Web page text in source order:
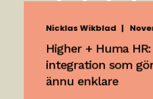
Nicklas Wikblad
Higher + Huma
integration som
ännu enklare